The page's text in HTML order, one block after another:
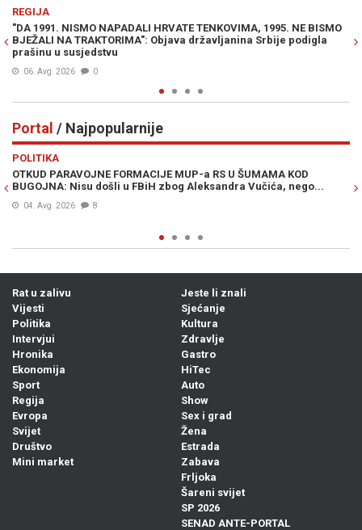
REGIJA
"DA 1991. NISMO NAPADALI HRVATE TENKOVIMA, 1995. NE BISMO
BJEŽALI NA TRAKTORIMA": Objava državljanina Srbije podigla
prašinu u susjedstvu
06. Avg. 2026 0
Portal / Najpopularnije
POLITIKA
OTKUD PARAVOJNE FORMACIJE MUP-a RS U ŠUMAMA KOD
BUGOJNA: Nisu došli u FBiH zbog Aleksandra Vučića, nego...
04. Avg. 2026 8
Rat u zalivu
Vijesti
Politika
Intervjui
Hronika
Ekonomija
Sport
Regija
Evropa
Svijet
Društvo
Mini market
Jeste li znali
Sjećanje
Kultura
Zdravlje
Gastro
HiTec
Auto
Show
Sex i grad
Žena
Estrada
Zabava
Frljoka
Šareni svijet
SP 2026
SENAD ANTE-PORTAL